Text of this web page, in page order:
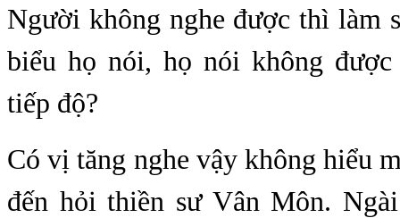
Người không nghe được thì làm
biểu họ nói, họ nói không
tiếp độ?
Có vị tăng nghe vậy không hiểu
đến hỏi thiền sư Vân Môn.